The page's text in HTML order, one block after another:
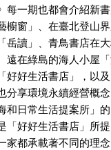
一期也都會介紹新書
櫥窗」、在臺北登山
岳讀」、青鳥書店在
遠在綠島的海人小屋
好好生活書店」，以
分享環境永續經營概
和日常生活提案所」
「好好生活書店」所
家都承載著不同的理